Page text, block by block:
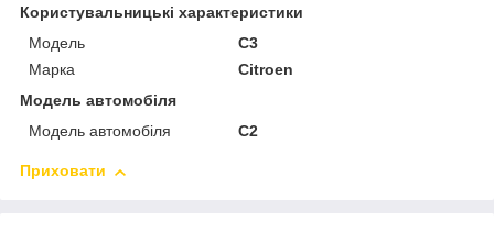
Користувальницькі характеристики
Мoдель
C3
Марка
Citroen
Модель автомобіля
Модель автомобіля
C2
Приховати